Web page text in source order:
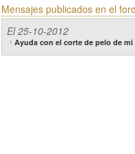
Mensajes publicados en el foro
El 25-10-2012
Ayuda con el corte de pelo de